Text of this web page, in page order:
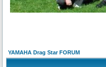
YAMAHA Drag Star FORUM